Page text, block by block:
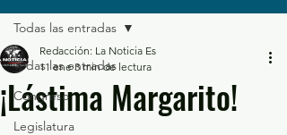
Todas las entradas
Congreso
Legislatura
Todas las entradas
¡Lástima Margarito!
Redacción: La Noticia Es
11 ene 3 min de lectura